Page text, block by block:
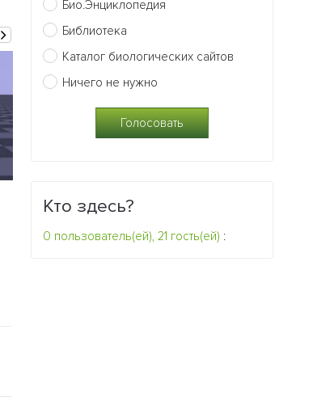
10.11.2011
выживание исчезающих
ген
Био.Энциклопедия
Библиотека
Каталог биологических сайтов
Ничего не нужно
Кто здесь?
0 пользователь(ей), 21 гость(ей) :